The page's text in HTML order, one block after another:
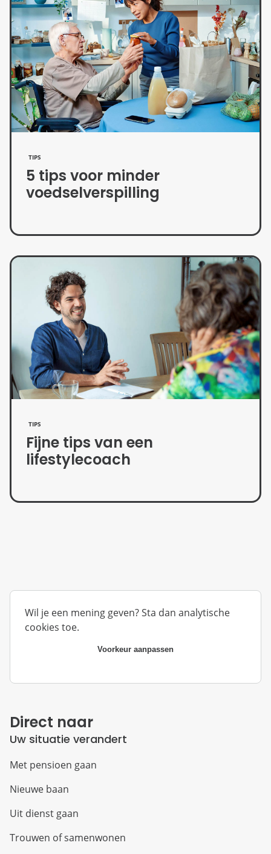
TIPS
5 tips voor minder
voedselverspilling
TIPS
Fijne tips van een
lifestylecoach
Wil je een mening geven? Sta dan analytische
cookies toe.
Voorkeur aanpassen
Direct naar
Uw situatie verandert
Met pensioen gaan
Nieuwe baan
Uit dienst gaan
Trouwen of samenwonen